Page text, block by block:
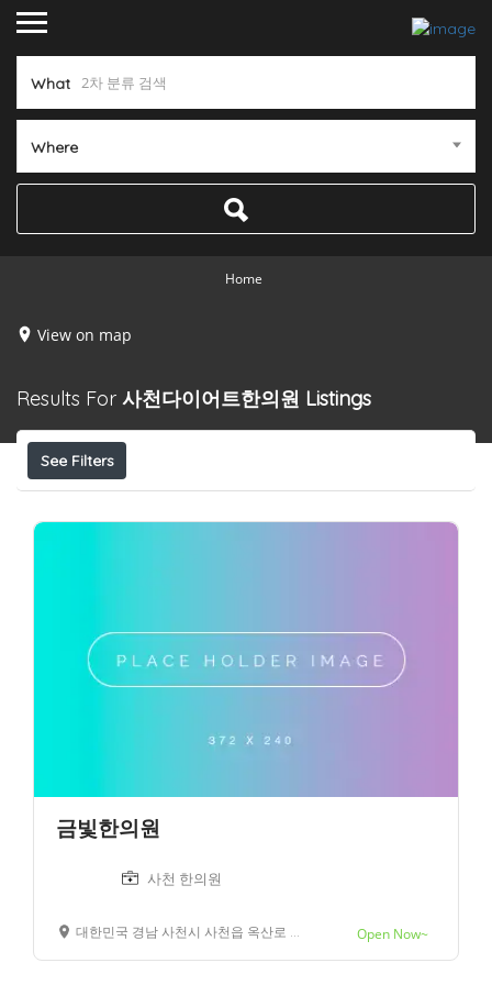
What
Where
Home
View on map
Results For 사천다이어트한의원 Listings
See Filters
금빛한의원
사천 한의원
대한민국 경남 사천시 사천읍 옥산로 30 Open Now~